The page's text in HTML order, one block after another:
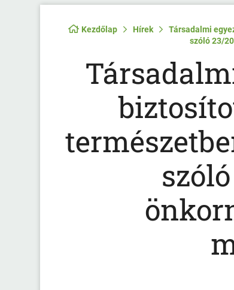
Kezdőlap Hírek
Társadalmi
szóló 23/